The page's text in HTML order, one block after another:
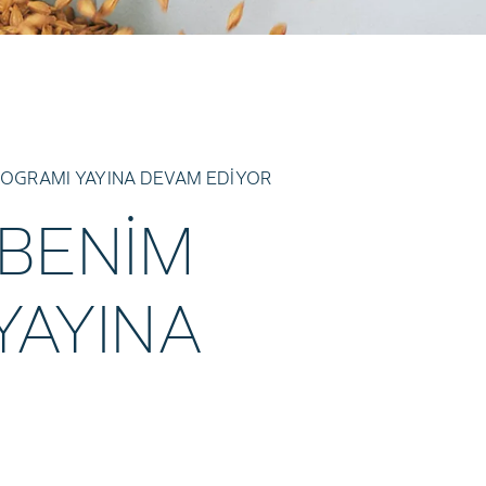
YAYINA DEVAM EDİYOR